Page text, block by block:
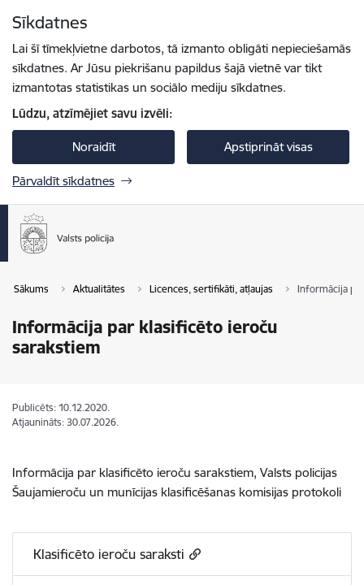
Sīkdatnes
Lai šī tīmekļvietne darbotos, tā izmanto obligāti nepieciešamās
sīkdatnes. Ar Jūsu piekrišanu papildus šajā vietnē var tikt
izmantotas statistikas un sociālo mediju sīkdatnes.
Lūdzu, atzīmējiet savu izvēli:
Noraidīt Apstiprināt visas
Pārvaldīt sīkdatnes
Sākums Aktualitātes Licences, sertifikāti, atļaujas Informācija
Informācija par klasificēto ieroču
sarakstiem
Publicēts: 10.12.2020.
Atjaunināts: 30.07.2026.
Informācija par klasificēto ieroču sarakstiem, Valsts policijas
Šaujamieroču un munīcijas klasificēšanas komisijas protokoli
Klasificēto ieroču saraksti